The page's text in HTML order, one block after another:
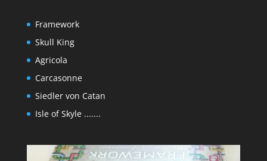
Framework
Skull King
Agricola
Carcasonne
Siedler von Catan
Isle of Skyle .......